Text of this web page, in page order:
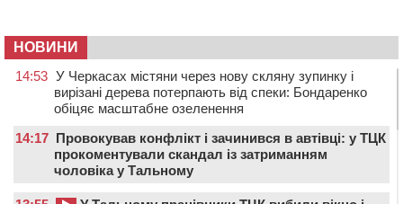
НОВИНИ
14:53 У Черкасах містяни через нову скляну зупинку і
вирізані дерева потерпають від спеки: Бондаренко
обіцяє масштабне озеленення
14:17 Провокував конфлікт і зачинився в автівці: у ТЦК
прокоментували скандал із затриманням
чоловіка у Тальному